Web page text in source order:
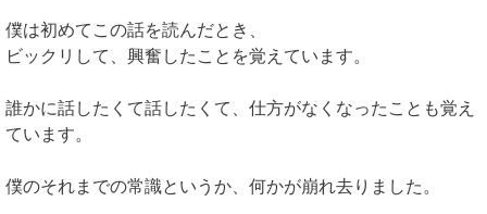
僕は初めてこの話を読んだとき、
ビックリして、興奮したことを覚えています。
誰かに話したくて話したくて、仕方がなくなったことも覚え
ています。
僕のそれまでの常識というか、何かが崩れ去りました。